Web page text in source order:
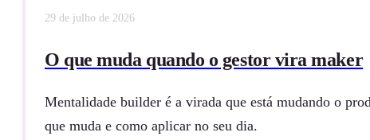
29 de julho de 2026
O que muda quando o gestor vira maker
Mentalidade builder é a virada que está mudando o
que muda e como aplicar no seu dia.